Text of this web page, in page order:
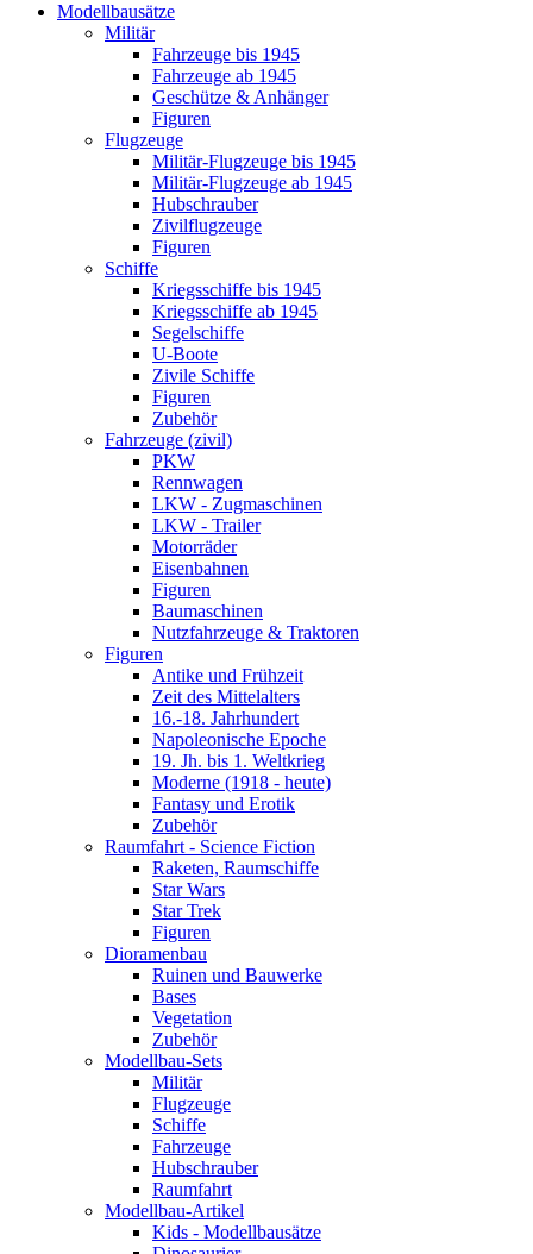
Modellbausätze
Militär
Fahrzeuge bis 1945
Fahrzeuge ab 1945
Geschütze & Anhänger
Figuren
Flugzeuge
Militär-Flugzeuge bis 1945
Militär-Flugzeuge ab 1945
Hubschrauber
Zivilflugzeuge
Figuren
Schiffe
Kriegsschiffe bis 1945
Kriegsschiffe ab 1945
Segelschiffe
U-Boote
Zivile Schiffe
Figuren
Zubehör
Fahrzeuge (zivil)
PKW
Rennwagen
LKW - Zugmaschinen
LKW - Trailer
Motorräder
Eisenbahnen
Figuren
Baumaschinen
Nutzfahrzeuge & Traktoren
Figuren
Antike und Frühzeit
Zeit des Mittelalters
16.-18. Jahrhundert
Napoleonische Epoche
19. Jh. bis 1. Weltkrieg
Moderne (1918 - heute)
Fantasy und Erotik
Zubehör
Raumfahrt - Science Fiction
Raketen, Raumschiffe
Star Wars
Star Trek
Figuren
Dioramenbau
Ruinen und Bauwerke
Bases
Vegetation
Zubehör
Modellbau-Sets
Militär
Flugzeuge
Schiffe
Fahrzeuge
Hubschrauber
Raumfahrt
Modellbau-Artikel
Kids - Modellbausätze